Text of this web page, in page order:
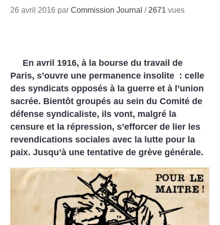
26 avril 2016 parCommission Journal /2671 vues
En avril 1916, à la bourse du travail de
Paris, s’ouvre une permanence insolite : celle
des syndicats opposés à la guerre et à l’union
sacrée. Bientôt groupés au sein du Comité de
défense syndicaliste, ils vont, malgré la
censure et la répression, s’efforcer de lier les
revendications sociales avec la ­lutte pour la
paix. Jusqu’à une tentative de grève générale.